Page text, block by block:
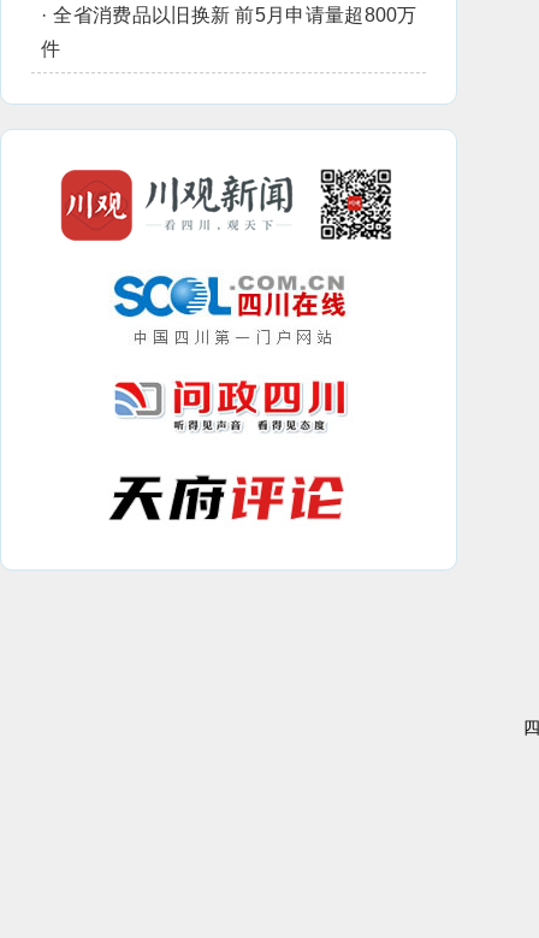
· 全省消费品以旧换新 前5月申请量超800万
件